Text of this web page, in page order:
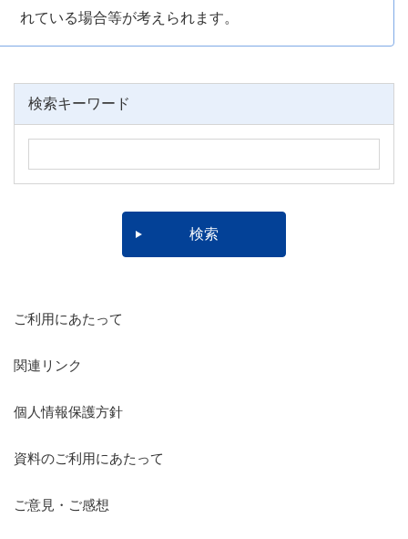
れている場合等が考えられます。
検索キーワード
ご利用にあたって
関連リンク
個人情報保護方針
資料のご利用にあたって
ご意見・ご感想